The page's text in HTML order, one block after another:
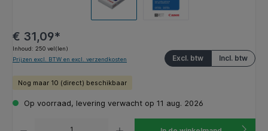
€ 31,09*
Inhoud: 250 vel(len)
Incl. btw
Excl. btw
Prijzen excl. BTW en excl. verzendkosten
Nog maar 10 (direct) beschikbaar
Op voorraad, levering verwacht op 11 aug. 2026